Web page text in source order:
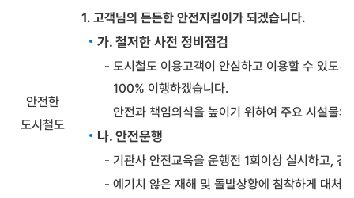
이
안전한
도시철도
1. 고객님의 든든한 안전지킴이가 되겠습니다.
가. 철저한 사전 정비점검
도시철도 이용고객이 안심하고 이용할 수 있도록
100% 이행하겠습니다.
안전과 책임의식을 높이기 위하여 주요 시설물
나. 안전운행
기관사 안전교육을 운행전 1회이상 실시하고,
예기치 않은 재해 및 돌발상황에 침착하게 대처